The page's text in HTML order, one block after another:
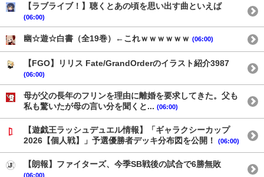
【ラブライブ！】聴くとあの頃を思い出す曲といえば
(06:00)
幽☆遊☆白書（全19巻）←これｗｗｗｗｗｗ (06:00)
【FGO】リリス Fate/GrandOrderのイラスト紹介3987
(06:00)
母が父の長年のフリンを理由に離婚を要求してきた。父も
私も驚いたが母の言い分を聞くと... (06:00)
【遊戯王ラッシュデュエル情報】「ギャラクシーカップ
2026【個人戦】」予選優勝者デッキ分布図を公開！
(06:00)
【朗報】ファイターズ、今季SB戦後の試合で6勝無敗
(06:00)